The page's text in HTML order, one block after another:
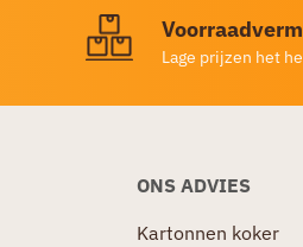
Lage prijzen het
ONS ADVIES
Kartonnen koker